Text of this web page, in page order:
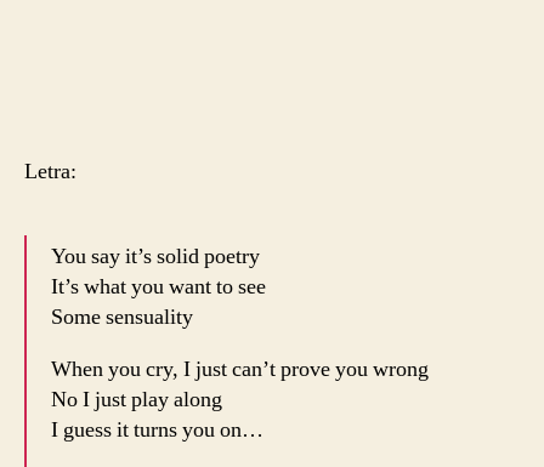
Letra:
You say it’s solid poetry
It’s what you want to see
Some sensuality
When you cry, I just can’t prove you wrong
No I just play along
I guess it turns you on…